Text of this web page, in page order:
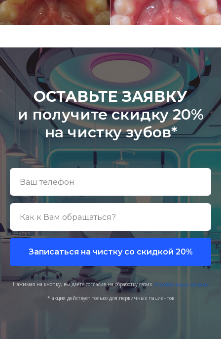
ОСТАВЬТЕ ЗАЯВКУ
и получите скидку 20%
на чистку зубов*
Записаться на чистку со скидкой 20%
Нажимая на кнопку, вы даете согласие на обработку своих персональных данных
* акция действует только для первичных пациентов